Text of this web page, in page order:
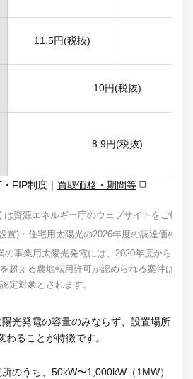
11.5円(税抜)
10円(税抜)
8.9円(税抜)
FIP制度｜ 買取価格・期間等
は資源エネルギー庁のウェブサイトをご確認
置)・住宅用太陽光の2026年度の調達価格
の事業用太陽光発電には、2020年度から自
超える農地転用許可が認められる案件は、
定対象とされます。
光発電の容量のみならず、設置場所
ることが特徴です。
のうち、50kW〜1,000kW（1MW）